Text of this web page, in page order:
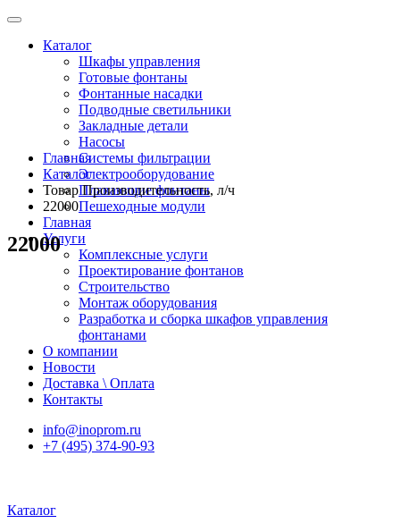
Каталог
Шкафы управления
Готовые фонтаны
Фонтанные насадки
Подводные светильники
Закладные детали
Насосы
Системы фильтрации
Электрооборудование
Плавающие фонтаны
Пешеходные модули
Главная
Услуги
Комплексные услуги
Проектирование фонтанов
Строительство
Монтаж оборудования
Разработка и сборка шкафов управления
фонтанами
О компании
Новости
Доставка \ Оплата
Контакты
info@inoprom.ru
+7 (495) 374-90-93
Каталог
Главная
Каталог
Товар Производительность, л/ч
22000
22000